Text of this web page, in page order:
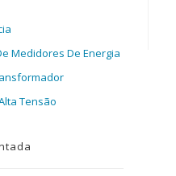
Medidores De Energia
Tensão